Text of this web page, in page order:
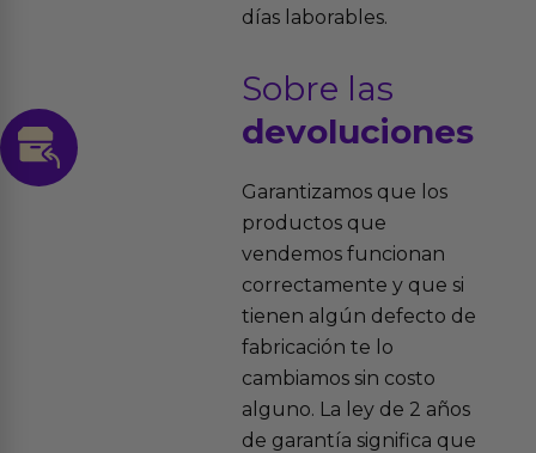
días laborables.
Sobre las
devoluciones
Garantizamos que los
productos que
vendemos funcionan
correctamente y que si
tienen algún defecto de
fabricación te lo
cambiamos sin costo
alguno. La ley de 2 años
de garantía significa que